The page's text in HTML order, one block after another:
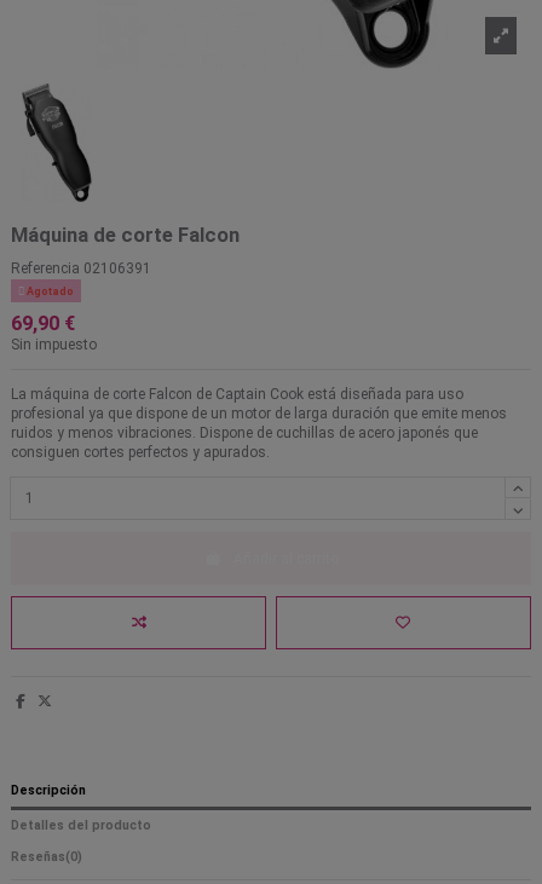
Máquina de corte Falcon
Referencia 02106391
 Agotado
69,90 €
Sin impuesto
La máquina de corte Falcon de Captain Cook está diseñada para uso
profesional ya que dispone de un motor de larga duración que emite menos
ruidos y menos vibraciones. Dispone de cuchillas de acero japonés que
consiguen cortes perfectos y apurados.
Descripción
Detalles del producto
Reseñas(0)